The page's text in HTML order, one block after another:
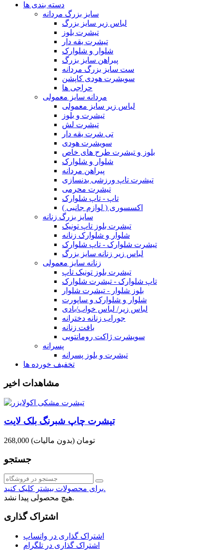
دسته بندی ها
سایز بزرگ مردانه
لباس زیر سایز بزرگ
تیشرت بلوز
تیشرت یقه دار
شلوار و شلوارک
پیراهن سایز بزرگ
ست سایز بزرگ مردانه
سویشرت هودی کاپشن
حراجی ها
مردانه سایز معمولی
لباس زیر سایز معمولی
تیشرت و بلوز
تیشرت لش
تی شرت یقه دار
سویشرت هودی
بلوز و تیشرت طرح های خاص
شلوار و شلوارک
پیراهن مردانه
تیشرت تاپ ورزشی بدنسازی
تیشرت محرمی
تاپ - تاپ شلوارک
اکسسوری ( لوازم جانبی )
سایز بزرگ زنانه
تیشرت بلوز تاپ تونیک
شلوار و شلوارک زنانه
تیشرت شلوارک - تاپ شلوارک
لباس زیر زنانه سایز بزرگ
زنانه سایز معمولی
تیشرت بلوز تونیک تاپ
تاپ شلوارک - تیشرت شلوارک
بلوز شلوار - تیشرت شلوار
شلوار و شلوارک و ساپورت
لباس زیر/ لباس خواب/بادی
جوراب زنانه دخترانه
بافت زنانه
سویشرت ژاکت رومانتویی
پسرانه
تیشرت و بلوز پسرانه
تخفیف خورده ها
مشاهدات اخیر
تیشرت چاپ شبرنگ بلک لایت
268,000 تومان (بدون مالیات)
جستجو
برای محصولات بیشتر کلیک کنید.
هیچ محصولی پیدا نشد.
اشتراک گذاری
اشتراک گذاری در واتساپ
اشتراک گذاری در تلگرام